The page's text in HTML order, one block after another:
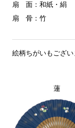
扇 面：和紙・絹
扇 骨：竹
絵柄ちがいもござい
蓮